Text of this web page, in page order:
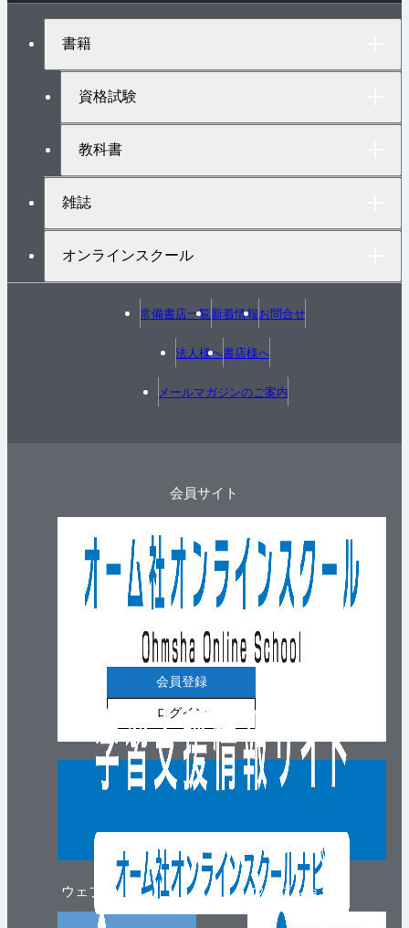
書籍
資格試験
教科書
雑誌
オンラインスクール
常備書店一覧新着情報お問合せ
法人様へ書店様へ
メールマガジンのご案内
ウェブマガジン
会員サイト
会員登録
ログイン
ウェブショップ